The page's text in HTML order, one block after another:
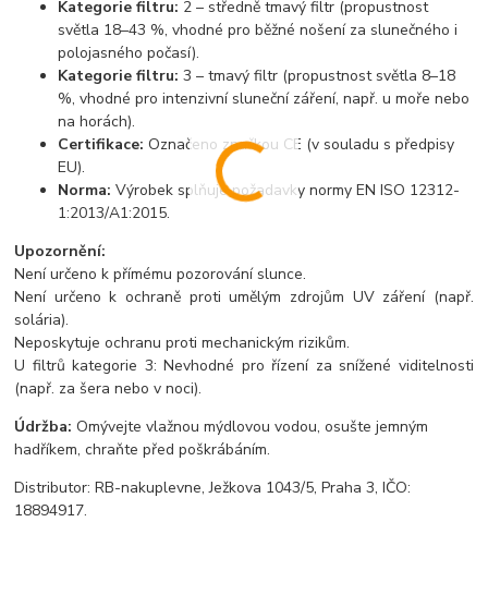
Kategorie filtru: 2 – středně tmavý filtr (propustnost
světla 18–43 %, vhodné pro běžné nošení za slunečného i
polojasného počasí).
Kategorie filtru: 3 – tmavý filtr (propustnost světla 8–18
%, vhodné pro intenzivní sluneční záření, např. u moře nebo
na horách).
Certifikace: Označeno značkou CE (v souladu s předpisy
EU).
Norma:Výrobek splňuje požadavky normy EN ISO 12312-
1:2013/A1:2015.
Upozornění:
Není určeno k přímému pozorování slunce.
Není určeno k ochraně proti umělým zdrojům UV záření (např.
solária).
Neposkytuje ochranu proti mechanickým rizikům.
U filtrů kategorie 3: Nevhodné pro řízení za snížené viditelnosti
(např. za šera nebo v noci).
Údržba: Omývejte vlažnou mýdlovou vodou, osušte jemným
hadříkem, chraňte před poškrábáním.
Distributor: RB-nakuplevne, Ježkova 1043/5, Praha 3, IČO:
18894917.